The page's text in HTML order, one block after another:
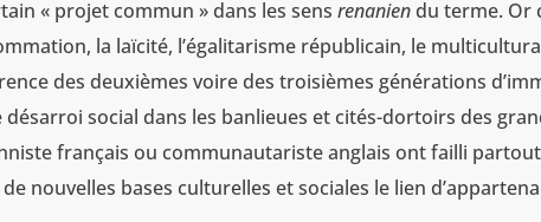
« projet commun » dans les sensrenanien du terme. Or
la laïcité, l’égalitarisme républicain, le
des deuxièmes voire des troisièmes générations
désarroi social dans les banlieues et cités-dortoirs des
français ou communautariste anglais ont failli
nouvelles bases culturelles et sociales le lien